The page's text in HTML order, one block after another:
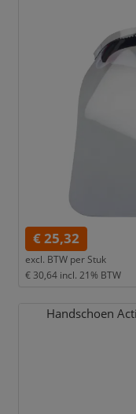
€ 25,32
excl. BTW per Stuk
€ 30,64 incl. 21% BTW
Handschoen